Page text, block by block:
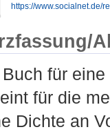
https://www.socialnet.de/
für
für die
Dichte an